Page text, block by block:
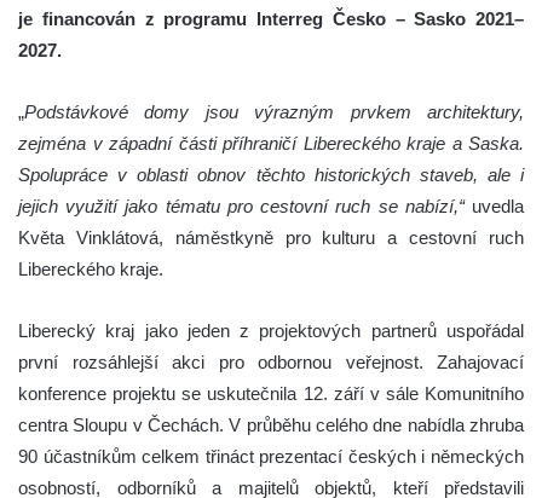
je financován z programu Interreg Česko – Sasko 2021–
2027.
„Podstávkové domy jsou výrazným prvkem architektury,
zejména v západní části příhraničí Libereckého kraje a Saska.
Spolupráce v oblasti obnov těchto historických staveb, ale i
jejich využití jako tématu pro cestovní ruch se nabízí,“uvedla
Květa Vinklátová, náměstkyně pro kulturu a cestovní ruch
Libereckého kraje.
Liberecký kraj jako jeden z projektových partnerů uspořádal
první rozsáhlejší akci pro odbornou veřejnost. Zahajovací
konference projektu se uskutečnila 12. září v sále Komunitního
centra Sloupu v Čechách. V průběhu celého dne nabídla zhruba
90 účastníkům celkem třináct prezentací českých i německých
osobností, odborníků a majitelů objektů, kteří představili